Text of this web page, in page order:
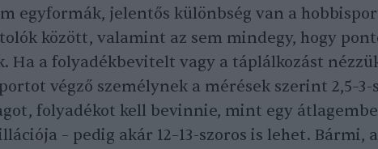
egyformák, jelentős különbség van a
között, valamint az sem mindegy, hogy
Ha a folyadékbevitelt vagy a táplálkozást
végző személynek a mérések szerint 2,5–3-
folyadékot kell bevinnie, mint egy
– pedig akár 12–13-szoros is lehet. Bármi,